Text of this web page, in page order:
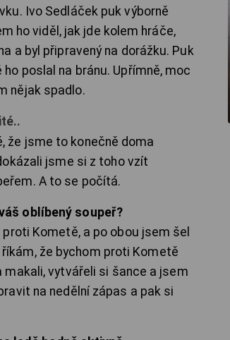
Ivo Sedláček puk výborně
ho viděl, jak jde kolem hráče,
a byl připravený na dorážku. Puk
poslal na bránu. Upřímně, moc
nějak spadlo.
že jsme to konečně doma
jsme si z toho vzít
A to se počítá.
oblíbený soupeř?
Kometě, a po obou jsem šel
že bychom proti Kometě
makali, vytvářeli si šance a jsem
na nedělní zápas a pak si